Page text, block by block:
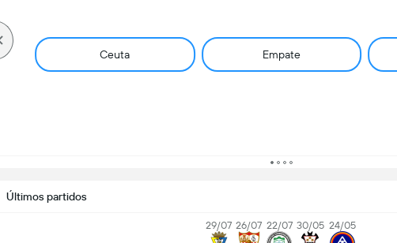
Ceuta Empate
Últimos partidos
29/07 26/07 22/07 30/05 24/05